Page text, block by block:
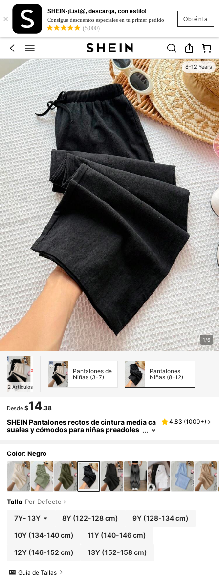
Obténla
×
SHEIN-¡List@, descarga, con estilo!
Consigue descuentos especiales en tu primer pedido
(5,000)
8-12 Years
1/6
2 Artículos
Pantalones de
Niñas (3-7)
Pantalones
Niñas (8-12)
Desde $14.38
SHEIN Pantalones rectos de cintura media ca
suales y cómodos para niñas preadoles
4.83 (1000+)
Color: Negro
Talla Por Defecto
7Y- 13Y 8Y (122-128 cm) 9Y (128-134 cm)
10Y(134-140 cm) 11Y (140-146 cm)
12Y(146-152 cm) 13Y (152-158 cm)
Guía de Tallas